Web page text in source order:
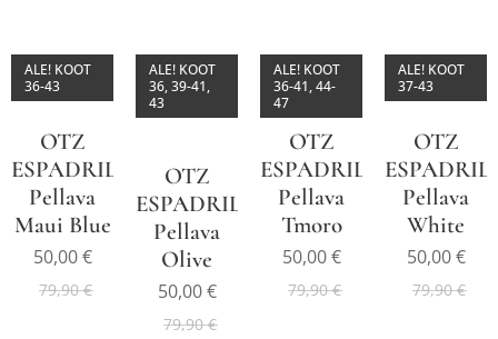
OTZ
ESPADRILLE
Pellava
Maui Blue
ALE! KOOT
36-43
50,00€
79,90€
OTZ
ESPADRILLE
Pellava
Olive
ALE! KOOT
36, 39-41,
43
50,00€
79,90€
OTZ
ESPADRILLE
Pellava
Tmoro
ALE! KOOT
36-41, 44-
47
50,00€
79,90€
OTZ
Pellava
White
ALE! KOOT
37-43
50,00€
79,90€